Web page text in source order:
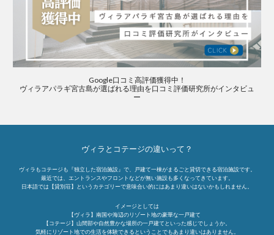
Google口コミ高評価獲得中！
ヴィラアパラギ宮古島が選ばれる理由を口コミ評価研究所がインタビュ
ー
ヴィラとコテージの違いって？
ヴィラもコテージも『独立した宿泊施設』で、戸建て一棟がまるごと貸切できる宿泊施設です。
最近では、エントランスやフロントなどが無い施設も多くなってきています。
日本語では【貸別荘】というカテゴリーで意味合い的にはあまり違いはないかもしれません。
イメージとしては
【ヴィラ】南国や海辺のリゾート地の豪華な一戸建て
【コテージ】山間部や自然豊かな場所の一戸建てといった感じでしょうか。
気軽にリゾート地での生活を体験できるということでもあまり違いはありません。